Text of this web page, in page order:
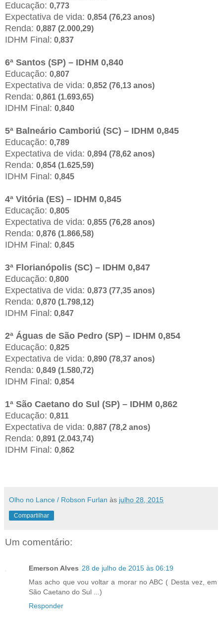
Educação: 0,773
Expectativa de vida: 0,854 (76,23 anos)
Renda: 0,887 (2.000,29)
IDHM Final: 0,837
6ª Santos (SP) – IDHM 0,840
Educação: 0,807
Expectativa de vida: 0,852 (76,13 anos)
Renda: 0,861 (1.693,65)
IDHM Final: 0,840
5ª Balneário Camboriú (SC) – IDHM 0,845
Educação: 0,789
Expectativa de vida: 0,894 (78,62 anos)
Renda: 0,854 (1.625,59)
IDHM Final: 0,845
4ª Vitória (ES) – IDHM 0,845
Educação: 0,805
Expectativa de vida: 0,855 (76,28 anos)
Renda: 0,876 (1.866,58)
IDHM Final: 0,845
3ª Florianópolis (SC) – IDHM 0,847
Educação: 0,800
Expectativa de vida: 0,873 (77,35 anos)
Renda: 0,870 (1.798,12)
IDHM Final: 0,847
2ª Águas de São Pedro (SP) – IDHM 0,854
Educação: 0,825
Expectativa de vida: 0,890 (78,37 anos)
Renda: 0,849 (1.580,72)
IDHM Final: 0,854
1ª São Caetano do Sul (SP) – IDHM 0,862
Educação: 0,811
Expectativa de vida: 0,887 (78,2 anos)
Renda: 0,891 (2.043,74)
IDHM Final: 0,862
Olho no Lance / Robson Furlan às julho 28, 2015
Compartilhar
Um comentário:
Emerson Alves 28 de julho de 2015 às 06:19
Mas acho que vou voltar a morar no ABC ( Desta vez, em
São Caetano do Sul ...)
Responder